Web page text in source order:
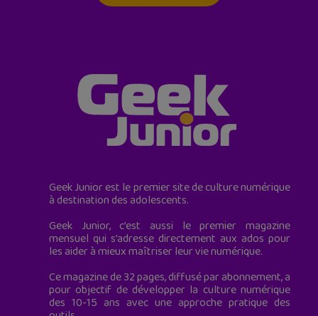
Geek Junior est le premier site de culture numérique
à destination des adolescents.
Geek Junior, c’est aussi le premier magazine
mensuel qui s’adresse directement aux ados pour
les aider à mieux maîtriser leur vie numérique.
Ce magazine de 32 pages, diffusé par abonnement, a
pour objectif de développer la culture numérique
des 10-15 ans avec une approche pratique des